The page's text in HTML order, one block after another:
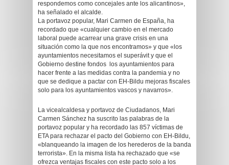
respondemos como concejales ante los alicantinos»,
ha señalado el alcalde.
La portavoz popular, Mari Carmen de España, ha
recordado que «cualquier cambio en el mercado
laboral puede acarrear una grave crisis en una
situación como la que nos encontramos» y que «los
ayuntamientos necesitamos el superávit y que el
Gobierno destine fondos los ayuntamientos para
hacer frente a las medidas contra la pandemia y no
que se dedique a pactar con EH-Bildu mejoras fiscales
solo para los ayuntamientos vascos y navarros».
La vicealcaldesa y portavoz de Ciudadanos, Mari
Carmen Sánchez ha suscrito las palabras de la
portavoz popular y ha recordado las 857 víctimas de
ETA para rechazar el pacto del Gobierno con EH-Bildu,
«blanqueando la imagen de los herederos de la banda
terrorista». En la misma lista ha rechazado que «se
ofrezca ventajas fiscales con este pacto solo a los